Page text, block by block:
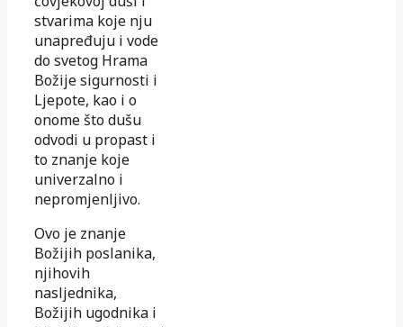
stvarima koje nju
unapređuju i vode
do svetog Hrama
Božije sigurnosti i
Ljepote, kao i o
onome što dušu
odvodi u propast i
to znanje koje
univerzalno i
nepromjenljivo.
Ovo je znanje
Božijih poslanika,
njihovih
nasljednika,
Božijih ugodnika i